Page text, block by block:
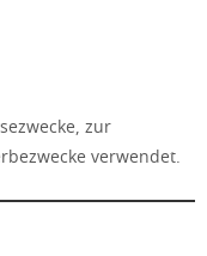
zur
verwendet.